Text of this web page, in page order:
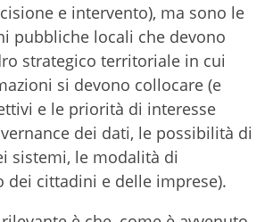
e intervento), ma sono le
pubbliche locali che devono
strategico territoriale in cui
si devono collocare (e
e le priorità di interesse
dei dati, le possibilità di
sistemi, le modalità di
dei cittadini e delle imprese).